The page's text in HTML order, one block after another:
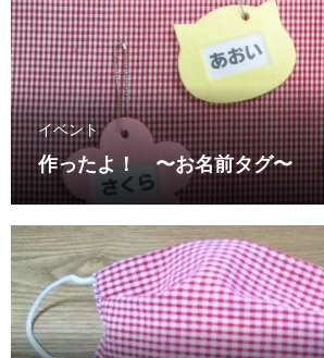
イベント
作ったよ！ 〜お名前タグ〜